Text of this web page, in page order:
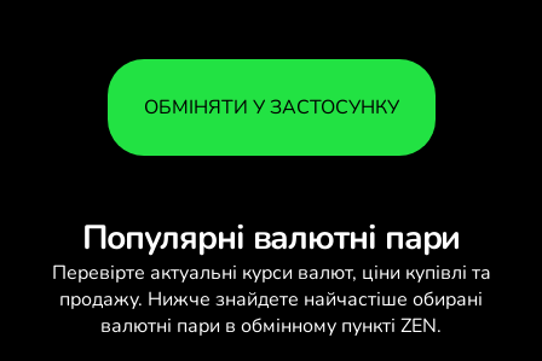
ОБМІНЯТИ У ЗАСТОСУНКУ
Популярні валютні пари
Перевірте актуальні курси валют, ціни купівлі та
продажу. Нижче знайдете найчастіше обирані
валютні пари в обмінному пункті ZEN.